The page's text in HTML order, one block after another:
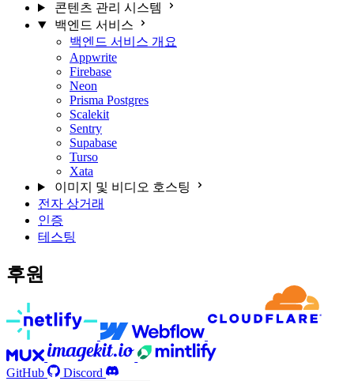
콘텐츠 관리 시스템
백엔드 서비스
백엔드 서비스 개요
Appwrite
Firebase
Neon
Prisma Postgres
Scalekit
Sentry
Supabase
Turso
Xata
이미지 및 비디오 호스팅
전자 상거래
인증
테스팅
후원
GitHub
Discord